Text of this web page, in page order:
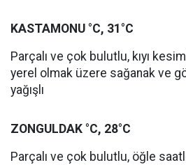
KASTAMONU °C, 31°C
Parçalı ve çok bulutlu, kıyı
yerel olmak üzere sağanak ve
yağışlı
ZONGULDAK °C, 28°C
Parçalı ve çok bulutlu, öğle